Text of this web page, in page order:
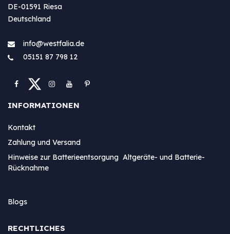
DE-01591 Riesa
Deutschland
info@westfa​lia.de
05151 87 798 12
INFORMATIONEN
Kontakt
Zahlung und Versand
Hinweise zur Batterieentsorgung Altgeräte- und Batterie-
Rücknahme
Blogs
RECHTLICHES